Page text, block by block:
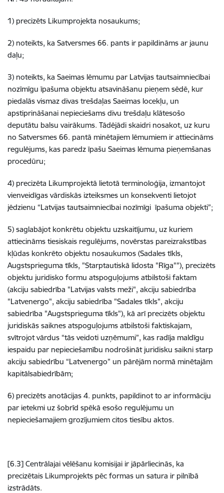
1) precizēts Likumprojekta nosaukums;
2) noteikts, ka Satversmes 66. pants ir papildināms ar jaunu
daļu;
3) noteikts, ka Saeimas lēmumu par Latvijas tautsaimniecībai
nozīmīgu īpašuma objektu atsavināšanu pieņem sēdē, kur
piedalās vismaz divas trešdaļas Saeimas locekļu, un
apstiprināšanai nepieciešams divu trešdaļu klātesošo
deputātu balsu vairākums. Tādējādi skaidri nosakot, uz kuru
no Satversmes 66. pantā minētajiem lēmumiem ir attiecināms
regulējums, kas paredz īpašu Saeimas lēmuma pieņemšanas
procedūru;
4) precizēta Likumprojektā lietotā terminoloģija, izmantojot
vienveidīgas vārdiskās izteiksmes un konsekventi lietojot
jēdzienu “Latvijas tautsaimniecībai nozīmīgi īpašuma objekti”;
5) saglabājot konkrētu objektu uzskaitījumu, uz kuriem
attiecināms tiesiskais regulējums, novērstas pareizrakstības
kļūdas konkrēto objektu nosaukumos (Sadales tīkls,
Augstsprieguma tīkls, "Starptautiskā lidosta "Rīga""), precizēts
objektu juridisko formu atspoguļojums atbilstoši faktam
(akciju sabiedrība "Latvijas valsts meži", akciju sabiedrība
"Latvenergo", akciju sabiedrība "Sadales tīkls", akciju
sabiedrība "Augstsprieguma tīkls"), kā arī precizēts objektu
juridiskās saiknes atspoguļojums atbilstoši faktiskajam,
svītrojot vārdus “tās veidoti uzņēmumi”, kas radīja maldīgu
iespaidu par nepieciešamību nodrošināt juridisku saikni starp
akciju sabiedrību “Latvenergo” un pārējām normā minētajām
kapitālsabiedrībām;
6) precizēts anotācijas 4. punkts, papildinot to ar informāciju
par ietekmi uz šobrīd spēkā esošo regulējumu un
nepieciešamajiem grozījumiem citos tiesību aktos.
[6.3] Centrālajai vēlēšanu komisijai ir jāpārliecinās, ka
precizētais Likumprojekts pēc formas un satura ir pilnībā
izstrādāts.